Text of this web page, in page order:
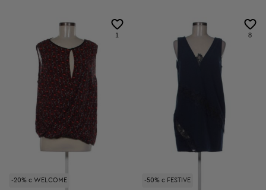
-20% с WELCOME
1
-50% с FESTIVE
8